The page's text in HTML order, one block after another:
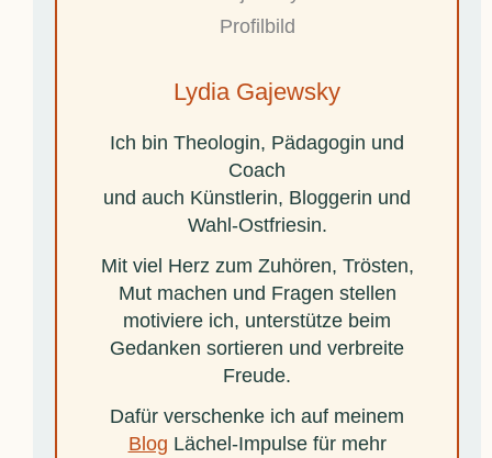
Lydia Gajewsky
Ich bin Theologin, Pädagogin und
Coach
und auch Künstlerin, Bloggerin und
Wahl-Ostfriesin.
Mit viel Herz zum Zuhören, Trösten,
Mut machen und Fragen stellen
motiviere ich, unterstütze beim
Gedanken sortieren und verbreite
Freude.
Dafür verschenke ich auf meinem
Blog Lächel-Impulse für mehr